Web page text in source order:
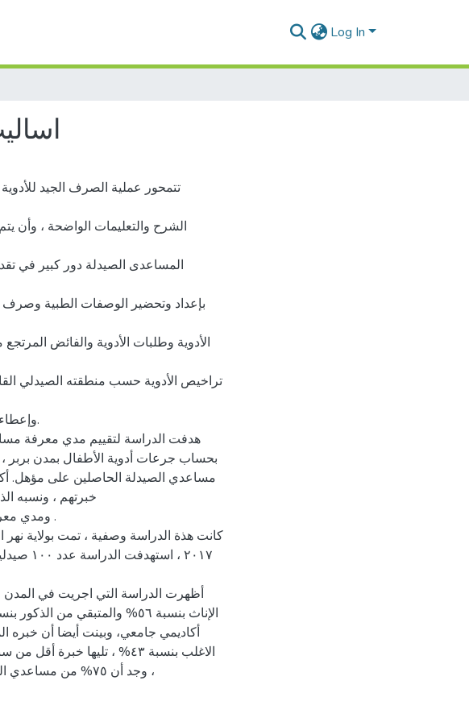
Log In
تتمحور عملية الصرف الجيد
الشرح والتعليمات الواضحة ، وأن
المساعدى الصيدلة دور كبير في
بإعداد وتحضير الوصفات الطبية وصرف
الأدوية وطلبات الأدوية والفائض
تراخيص الأدوية حسب منطقته الصيدلي
هدفت الدراسة لتقييم مدي معرفة
بحساب جرعات أدوية الأطفال بمدن بربر
مساعدي الصيدلة الحاصلين على مؤهل.
خبرتهم ، ونسبه
ومدي
كانت هذة الدراسة وصفية ، تمت بولاية نهر
۲۰۱۷ ،
أظهرت الدراسة التي اجريت في المدن
وجد أن ٧٥% من مساعدي الصيدله يحسبون الجرعة الصحيحة للاطفال ،